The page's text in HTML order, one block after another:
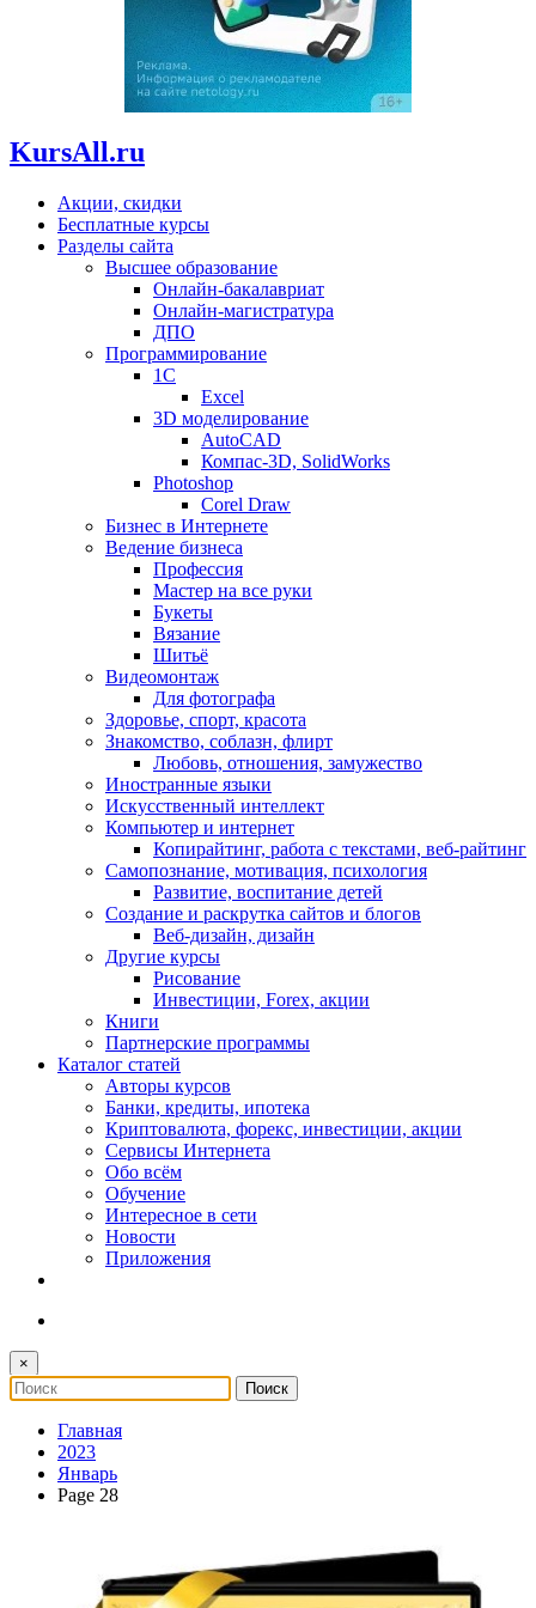
KursAll.ru
Акции, скидки
Бесплатные курсы
Разделы сайта
Высшее образование
Онлайн-бакалавриат
Онлайн-магистратура
ДПО
Программирование
1С
Excel
3D моделирование
AutoCAD
Компас-3D, SolidWorks
Photoshop
Corel Draw
Бизнес в Интернете
Ведение бизнеса
Профессия
Мастер на все руки
Букеты
Вязание
Шитьё
Видеомонтаж
Для фотографа
Здоровье, спорт, красота
Знакомство, соблазн, флирт
Любовь, отношения, замужество
Иностранные языки
Искусственный интеллект
Компьютер и интернет
Копирайтинг, работа с текстами, веб-райтинг
Самопознание, мотивация, психология
Развитие, воспитание детей
Создание и раскрутка сайтов и блогов
Веб-дизайн, дизайн
Другие курсы
Рисование
Инвестиции, Forex, акции
Книги
Партнерские программы
Каталог статей
Авторы курсов
Банки, кредиты, ипотека
Криптовалюта, форекс, инвестиции, акции
Сервисы Интернета
Обо всём
Обучение
Интересное в сети
Новости
Приложения
×
Главная
2023
Январь
Page 28